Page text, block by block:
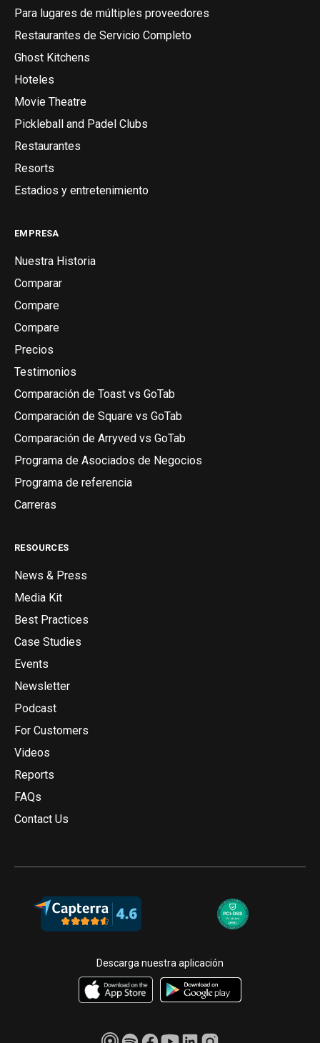
Para lugares de múltiples proveedores
Restaurantes de Servicio Completo
Ghost Kitchens
Hoteles
Movie Theatre
Pickleball and Padel Clubs
Restaurantes
Resorts
Estadios y entretenimiento
EMPRESA
Nuestra Historia
Comparar
Compare
Compare
Precios
Testimonios
Comparación de Toast vs GoTab
Comparación de Square vs GoTab
Comparación de Arryved vs GoTab
Programa de Asociados de Negocios
Programa de referencia
Carreras
RESOURCES
News & Press
Media Kit
Best Practices
Case Studies
Events
Newsletter
Podcast
For Customers
Videos
Reports
FAQs
Contact Us
Descarga nuestra aplicación